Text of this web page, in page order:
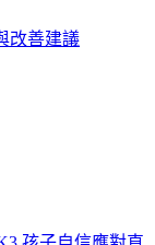
改善建議